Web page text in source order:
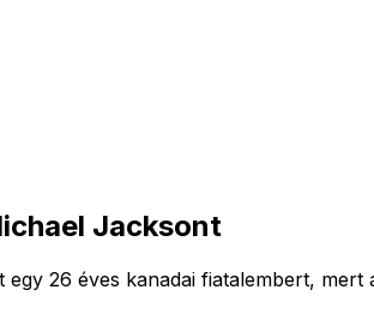
Jacksont
26 éves kanadai fiatalembert,